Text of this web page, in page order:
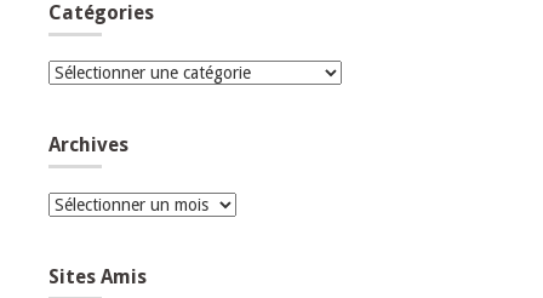
Catégories
Catégories
Archives
Archives
Sites Amis